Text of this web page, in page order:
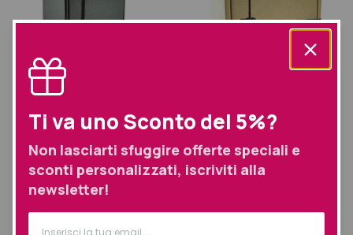
Ti va uno Sconto del 5%?
Non lasciarti sfuggire offerte speciali e
sconti personalizzati, iscriviti alla
newsletter!
Mario Lorenzin Rituale
Barba
PRODOTTI BARBA UOMO REGALO
NON DISPONIBILE
Mario Lorenzin Rituale
Vigore Trattamento
Completo